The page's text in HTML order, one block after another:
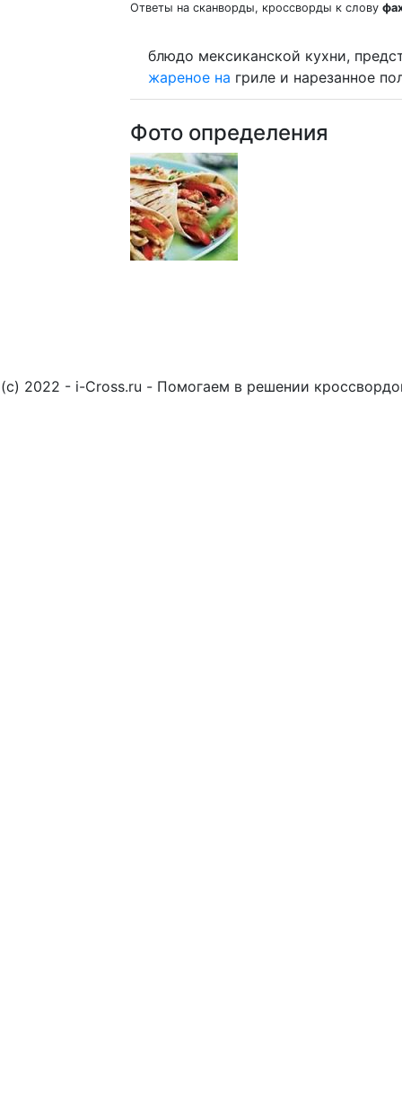
Ответы на сканворды, кроссворды к слову
блюдо мексиканской кухни,
жареное на гриле и нарезанное
Фото определения
(c) 2022 - i-Cross.ru - Помогаем в решении